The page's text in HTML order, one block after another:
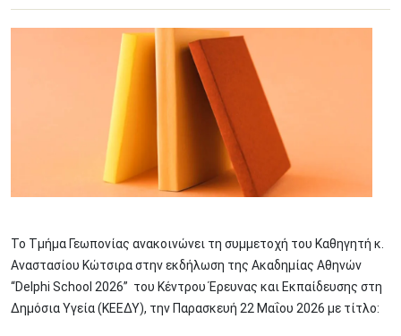
Το Τμήμα Γεωπονίας ανακοινώνει τη συμμετοχή του Καθηγητή κ.
Αναστασίου Κώτσιρα στην εκδήλωση της Ακαδημίας Αθηνών
“Delphi School 2026” του Κέντρου Έρευνας και Εκπαίδευσης στη
Δημόσια Υγεία (ΚΕΕΔΥ), την Παρασκευή 22 Μαΐου 2026 με τίτλο: